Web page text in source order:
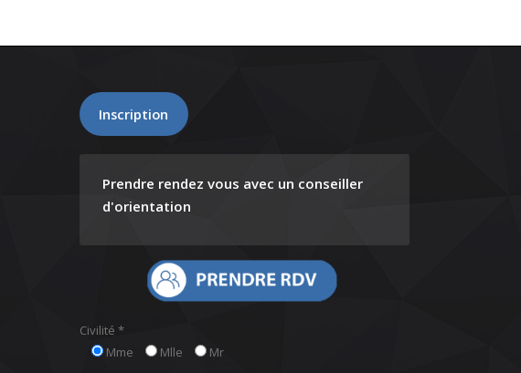
Inscription
Prendre rendez vous avec un conseiller
d'orientation
Civilité *
Mme
Mlle
Mr